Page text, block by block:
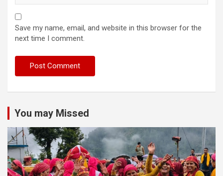
Save my name, email, and website in this browser for the
next time I comment.
You may Missed